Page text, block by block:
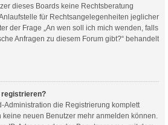
dieses Boards keine Rechtsberatung
für Rechtsangelegenheiten jeglicher
der Frage „An wen soll ich mich wenden, falls
Anfragen zu diesem Forum gibt?“ behandelt
registrieren?
Administration die Registrierung komplett
keine neuen Benutzer mehr anmelden können.